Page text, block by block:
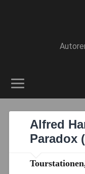
Alfred
Paradox